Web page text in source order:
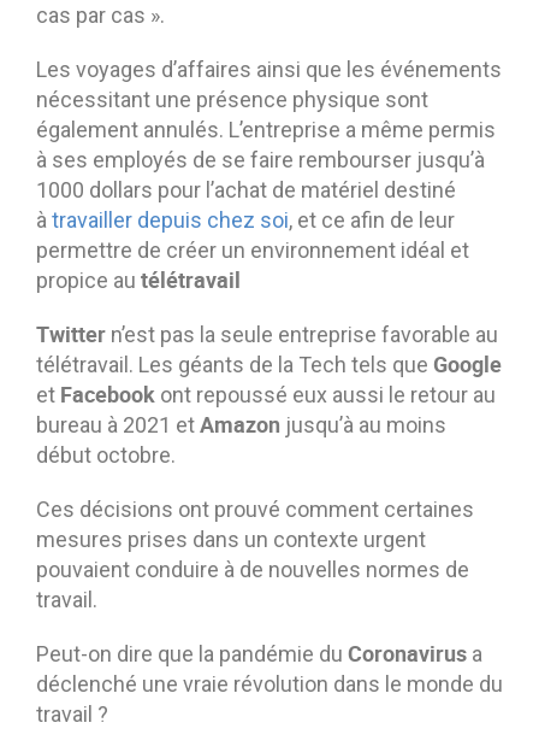
cas par cas ».
Les voyages d’affaires ainsi que les événements
nécessitant une présence physique sont
également annulés. L’entreprise a même permis
à ses employés de se faire rembourser jusqu’à
1000 dollars pour l’achat de matériel destiné
àtravailler depuis chez soi, et ce afin de leur
permettre de créer un environnement idéal et
propice au télétravail
Twitter n’est pas la seule entreprise favorable au
télétravail. Les géants de la Tech tels que Google
et Facebook ont repoussé eux aussi le retour au
bureau à 2021 etAmazon jusqu’à au moins
début octobre.
Ces décisions ont prouvé comment certaines
mesures prises dans un contexte urgent
pouvaient conduire à de nouvelles normes de
travail.
Peut-on dire que la pandémie du Coronavirus a
déclenché une vraie révolution dans le monde du
travail ?